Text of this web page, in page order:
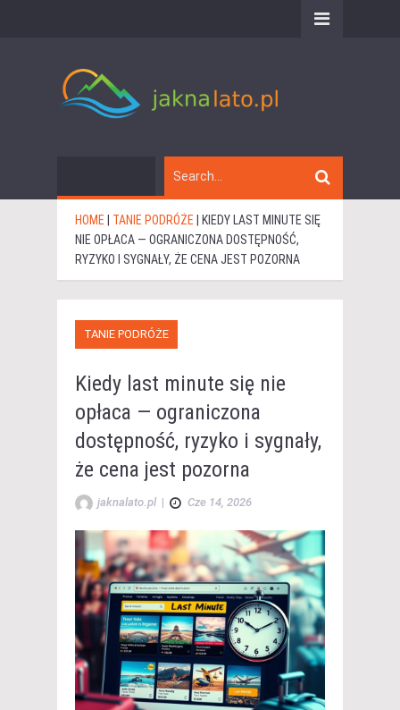
HOME TANIE PODRÓŻE
KIEDY LAST MINUTE SIĘ
NIE OPŁACA — OGRANICZONA DOSTĘPNOŚĆ,
RYZYKO I SYGNAŁY, ŻE CENA JEST POZORNA
TANIE PODRÓŻE
Kiedy last minute się nie
opłaca — ograniczona
dostępność, ryzyko i sygnały,
że cena jest pozorna
jaknalato.pl | Cze 14, 2026